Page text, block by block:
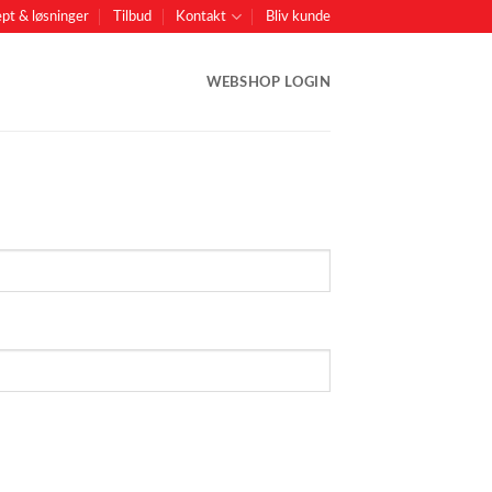
& løsninger Tilbud Kontakt Bliv kunde
WEBSHOP LOGIN